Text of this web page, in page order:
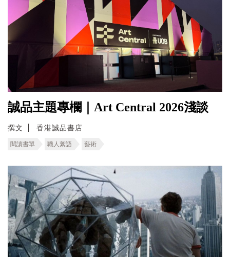
誠品主題專欄｜Art Central 2026淺談
撰文 香港誠品書店
閱讀書單 職人絮語 藝術